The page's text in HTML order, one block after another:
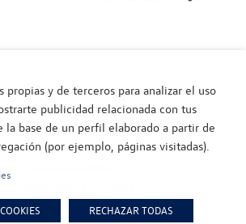
Política de privacidad
Política de cookies
Aviso legal
de privacidad canal de integridad
Act (Reglamento (UE) 2023/2854)
propias y de terceros para analizar el uso
publicidad relacionada con tus
la base de un perfil elaborado a partir de
(por ejemplo, páginas visitadas).
RECHAZAR TODAS